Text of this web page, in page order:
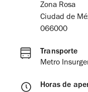
Zona Rosa
Ciudad de
066000
Transporte
Metro
Horas de